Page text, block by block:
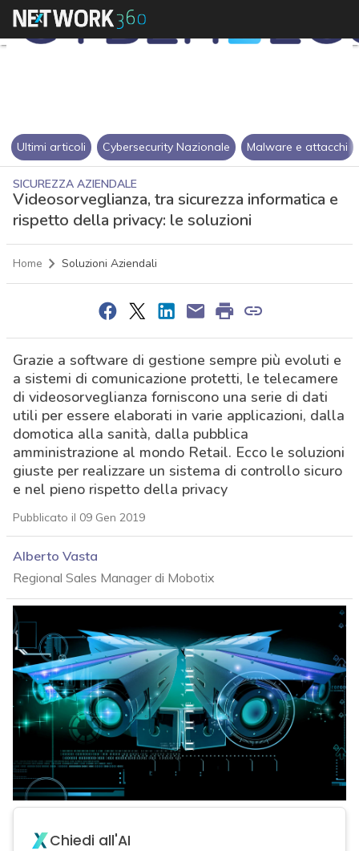
Ultimi articoli Cybersecurity Nazionale Malware e attacchi
SICUREZZA AZIENDALE
Videosorveglianza, tra sicurezza informatica e
rispetto della privacy: le soluzioni
Home Soluzioni Aziendali
Grazie a software di gestione sempre più evoluti e
a sistemi di comunicazione protetti, le telecamere
di videosorveglianza forniscono una serie di dati
utili per essere elaborati in varie applicazioni, dalla
domotica alla sanità, dalla pubblica
amministrazione al mondo Retail. Ecco le soluzioni
giuste per realizzare un sistema di controllo sicuro
e nel pieno rispetto della privacy
Pubblicato il 09 Gen 2019
Alberto Vasta
Regional Sales Manager di Mobotix
Chiedi all'AI